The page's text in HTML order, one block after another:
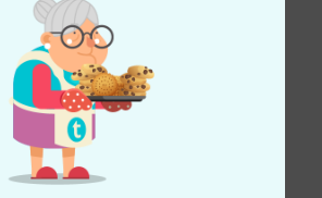
Agapanthus 19.04.2020
Fächerform ist eine geniale Erfindung
kleinen Format sogar in die